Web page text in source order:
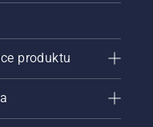
produktu